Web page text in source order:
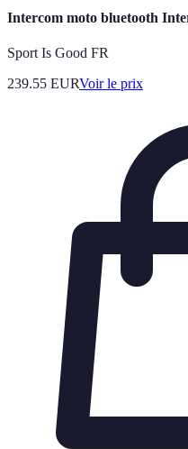
Intercom moto bluetooth
Sport Is Good FR
239.55 EURVoir le prix